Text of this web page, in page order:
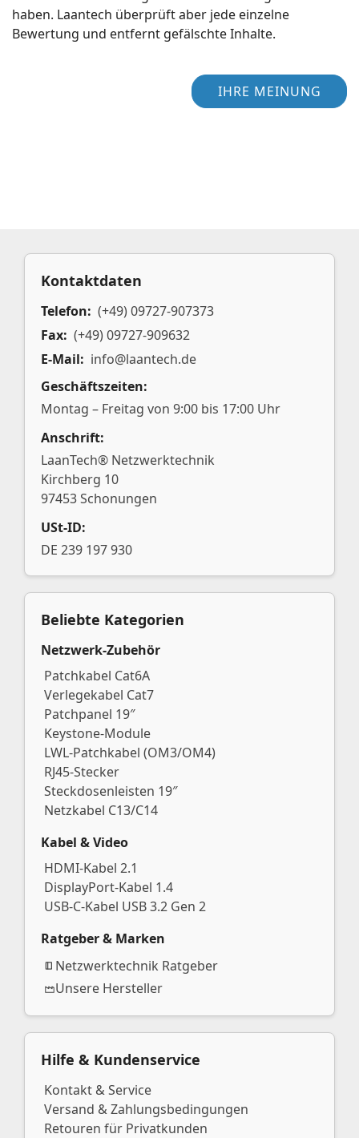
haben. Laantech überprüft aber jede einzelne
Bewertung und entfernt gefälschte Inhalte.
IHRE MEINUNG
Kontaktdaten
Telefon: (+49) 09727-907373
Fax: (+49) 09727-909632
E-Mail: info@laantech.de
Geschäftszeiten:
Montag – Freitag von 9:00 bis 17:00 Uhr
Anschrift:
LaanTech® Netzwerktechnik
Kirchberg 10
97453 Schonungen
USt-ID:
DE 239 197 930
Beliebte Kategorien
Netzwerk-Zubehör
Patchkabel Cat6A
Verlegekabel Cat7
Patchpanel 19″
Keystone-Module
LWL-Patchkabel (OM3/OM4)
RJ45-Stecker
Steckdosenleisten 19″
Netzkabel C13/C14
Kabel & Video
HDMI-Kabel 2.1
DisplayPort-Kabel 1.4
USB-C-Kabel USB 3.2 Gen 2
Ratgeber & Marken
Netzwerktechnik Ratgeber
Unsere Hersteller
Hilfe & Kundenservice
Kontakt & Service
Versand & Zahlungsbedingungen
Retouren für Privatkunden